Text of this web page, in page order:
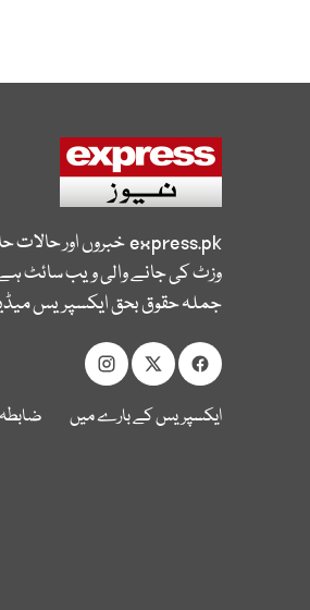
express.pkخبروں اور
وزٹ کی جانے والی ویب سائٹ
جملہ حقوق بحق ایکسپریس
ایکسپریس کے بارے میں